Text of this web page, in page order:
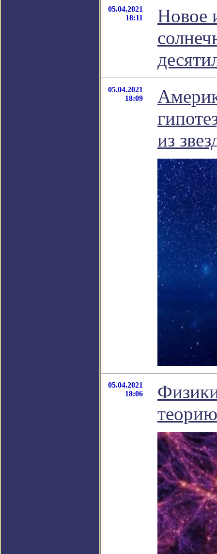
05.04.2021
18:11
Новое
05.04.2021
18:09
из
05.04.2021
18:06